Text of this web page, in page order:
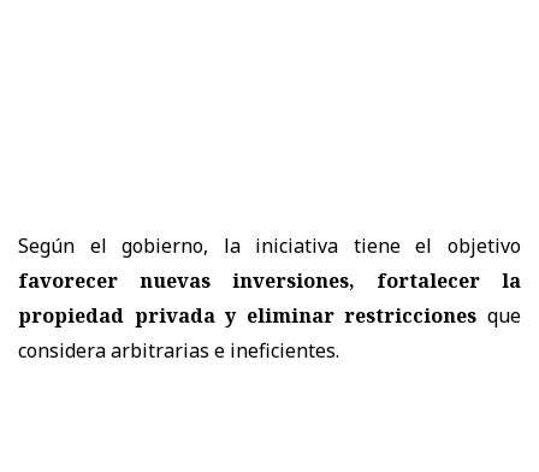
Según el gobierno, la iniciativa tiene el objetivo
favorecer nuevas inversiones, fortalecer la
propiedad privada y eliminar restricciones que
considera arbitrarias e ineficientes.